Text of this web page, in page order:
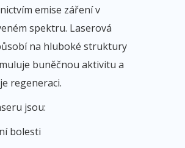
emise záření v
spektru. Laserová
na hluboké struktury
buněčnou aktivitu a
regeneraci.
jsou:
bolesti